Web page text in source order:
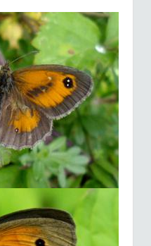
Fiche espèce
|
Fiche espèce
|
Fiche espèce
|
des bois |